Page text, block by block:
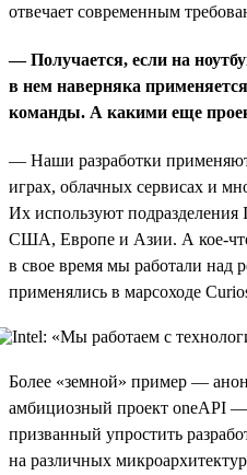
отвечает современным
— Получается, если на
в нем наверняка
команды. А какими еще
— Наши разработки
играх, облачных сервисах и
Их используют
США, Европе и Азии. А кое-
в свое время мы работали над
применялись в марсоходе
Более «земной» пример —
амбициозный проект oneAPI
призванный упростить
на различных